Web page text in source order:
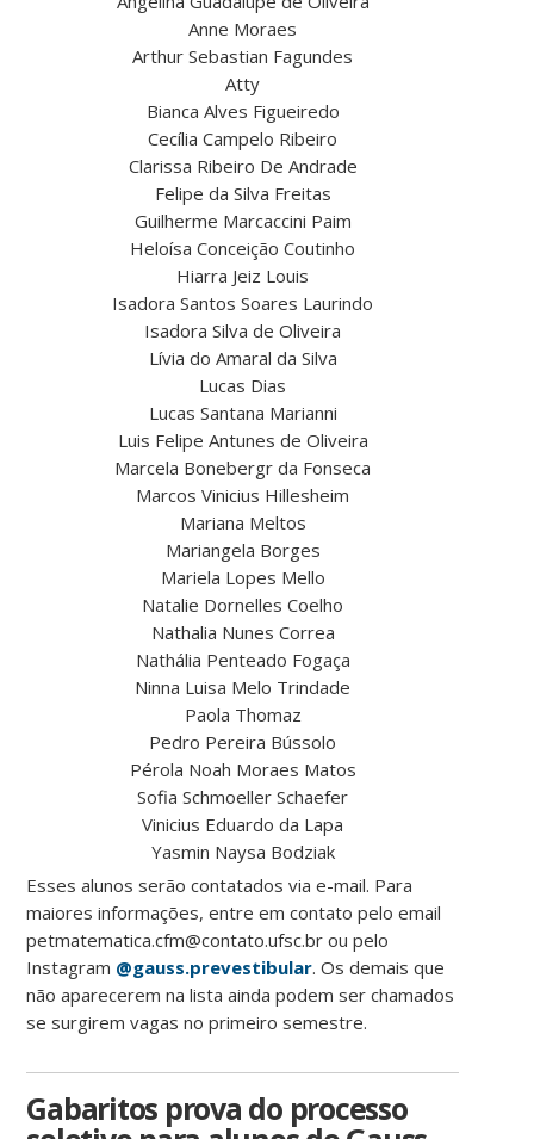
Anne Moraes
Arthur Sebastian Fagundes
Atty
Bianca Alves Figueiredo
Cecília Campelo Ribeiro
Clarissa Ribeiro De Andrade
Felipe da Silva Freitas
Guilherme Marcaccini Paim
Heloísa Conceição Coutinho
Hiarra Jeiz Louis
Isadora Santos Soares Laurindo
Isadora Silva de Oliveira
Lívia do Amaral da Silva
Lucas Dias
Lucas Santana Marianni
Luis Felipe Antunes de Oliveira
Marcela Bonebergr da Fonseca
Marcos Vinicius Hillesheim
Mariana Meltos
Mariangela Borges
Mariela Lopes Mello
Natalie Dornelles Coelho
Nathalia Nunes Correa
Nathália Penteado Fogaça
Ninna Luisa Melo Trindade
Paola Thomaz
Pedro Pereira Bússolo
Pérola Noah Moraes Matos
Sofia Schmoeller Schaefer
Vinicius Eduardo da Lapa
Yasmin Naysa Bodziak
Esses alunos serão contatados via e-mail. Para
maiores informações, entre em contato pelo email
petmatematica.cfm@contato.ufsc.br ou pelo
Instagram @gauss.prevestibular. Os demais que
não aparecerem na lista ainda podem ser chamados
se surgirem vagas no primeiro semestre.
Gabaritos prova do processo